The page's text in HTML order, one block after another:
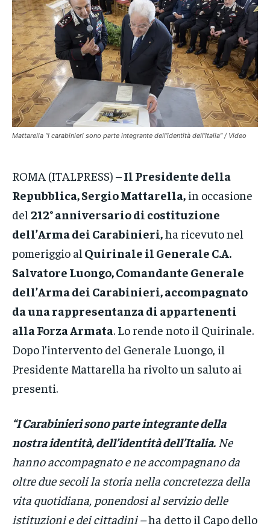
VENETO
POLITICA
ECONOMIA
SPORT
GRUPPO
VENETO
POLITICA
ECONOMIA
SPORT
GRUPPO
VENETO
POLITICA
ECONOMIA
SPORT
GRUPPO
Mattarella “I carabinieri sono parte integrante dell’identità dell’Italia” / Video
ROMA (ITALPRESS) –Il Presidente della
Repubblica, Sergio Mattarella, in occasione
del 212° anniversario di costituzione
dell’Arma dei Carabinieri,ha ricevuto nel
pomeriggio al Quirinale il Generale C.A.
Salvatore Luongo, Comandante Generale
dell’Arma dei Carabinieri, accompagnato
da una rappresentanza di appartenenti
alla Forza Armata. Lo rende noto il Quirinale.
Dopo l’intervento del Generale Luongo, il
Presidente Mattarella ha rivolto un saluto ai
presenti.
“I Carabinieri sono parte integrante della
nostra identità, dell’identità dell’Italia. Ne
hanno accompagnato e ne accompagnano da
oltre due secoli la storia nella concretezza della
vita quotidiana, ponendosi al servizio delle
istituzioni e dei cittadini –ha detto il Capo dello